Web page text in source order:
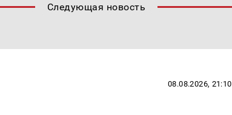
Следующая новость
08.08.2026, 21:10